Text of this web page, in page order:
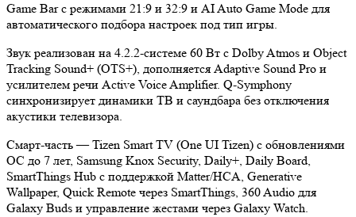
Game Bar с режимами 21:9 и 32:9 и AI Auto Game Mode для
автоматического подбора настроек под тип игры.
Звук реализован на 4.2.2-системе 60 Вт с Dolby Atmos и Object
Tracking Sound+ (OTS+), дополняется Adaptive Sound Pro и
усилителем речи Active Voice Amplifier. Q-Symphony
синхронизирует динамики ТВ и саундбара без отключения
акустики телевизора.
Смарт-часть — Tizen Smart TV (One UI Tizen) с обновлениями
ОС до 7 лет, Samsung Knox Security, Daily+, Daily Board,
SmartThings Hub с поддержкой Matter/HCA, Generative
Wallpaper, Quick Remote через SmartThings, 360 Audio для
Galaxy Buds и управление жестами через Galaxy Watch.